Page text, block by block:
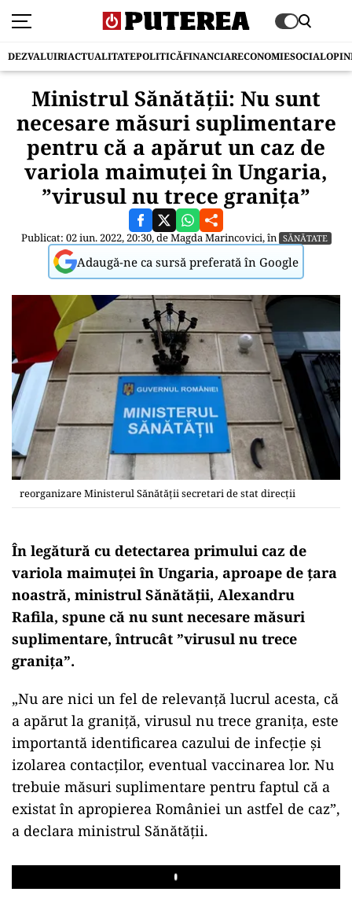
DEZVALUIRIACTUALITATEPOLITICĂFINANCIARECONOMIESOCIAL
Ministrul Sănătății: Nu sunt
necesare măsuri suplimentare
pentru că a apărut un caz de
variola maimuței în Ungaria,
”virusul nu trece granița”
Publicat: 02 iun. 2022, 20:30, deMagda Marincovici, în SĂNĂTATE
Adaugă-ne ca sursă preferată în Google
reorganizare Ministerul Sănătății secretari de stat direcții
În legătură cu detectarea primului caz de
variola maimuței în Ungaria, aproape de țara
noastră, ministrul Sănătății, Alexandru
Rafila, spune că nu sunt necesare măsuri
suplimentare, întrucât ”virusul nu trece
granița”.
„Nu are nici un fel de relevanţă lucrul acesta, că
a apărut la graniţă, virusul nu trece graniţa, este
importantă identificarea cazului de infecţie şi
izolarea contacţilor, eventual vaccinarea lor. Nu
trebuie măsuri suplimentare pentru faptul că a
existat în apropierea României un astfel de caz”,
a declara ministrul Sănătății.
Play